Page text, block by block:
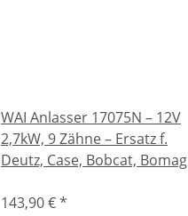
WAI Anlasser 17075N – 12V
2,7kW, 9 Zähne – Ersatz f.
Deutz, Case, Bobcat, Bomag
143,90 €*